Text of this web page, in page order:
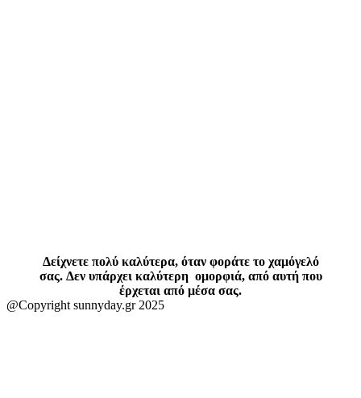
Δείχνετε πολύ καλύτερα, όταν φοράτε το χαμόγελό
σας. Δεν υπάρχει καλύτερη ομορφιά, από αυτή που
έρχεται από μέσα σας.
@Copyright sunnyday.gr 2025